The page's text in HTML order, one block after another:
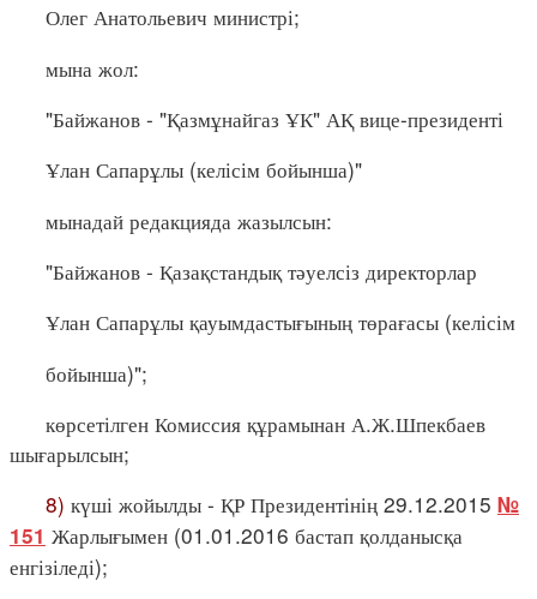
Олег Анатольевич министрі;
мына жол:
"Байжанов - "Қазмұнайгаз ҰК" АҚ вице-президенті
Ұлан Сапарұлы (келісім бойынша)"
мынадай редакцияда жазылсын:
"Байжанов - Қазақстандық тәуелсіз директорлар
Ұлан Сапарұлы қауымдастығының төрағасы (келісім
бойынша)";
көрсетілген Комиссия құрамынан А.Ж.Шпекбаев
шығарылсын;
8) күші жойылды - ҚР Президентінің 29.12.2015 №
151 Жарлығымен (01.01.2016 бастап қолданысқа
енгізіледі);